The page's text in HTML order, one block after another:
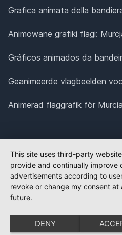
Grafica animata della
Animowane grafiki flagi:
Gráficos animados da
Geanimeerde vlagbeelden
Animerad flaggrafik för Murcia
This site uses third-party
provide and continually improve
advertisements according to
revoke or change my consent
future.
DENY